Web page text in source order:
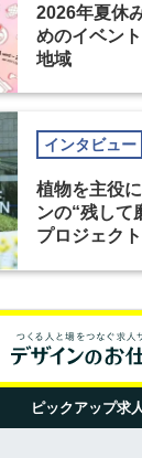
2026年夏休
めのイベン
地域
インタビュー
植物を主役
ンの“残して
プロジェクト
ピックアップ求人